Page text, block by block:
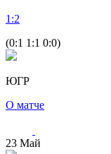
1 :2
(0:1 1:1 0:0)
ЮГР
О матче
23 Май